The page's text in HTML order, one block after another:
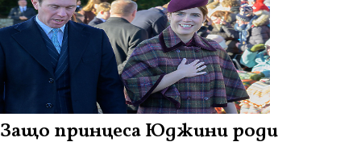
Защо принцеса Юджини роди